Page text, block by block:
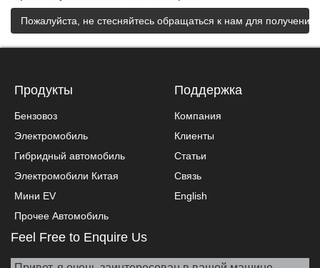
Пожалуйста, не стесняйтесь обращаться к нам для
Продукты
Бензовоз
Электромобиль
Гибридный автомобиль
Электромобили Китая
Мини EV
Прочее Автомобиль
Поддержка
Компания
Клиенты
Статьи
Связь
English
Feel Free to Enquire Us